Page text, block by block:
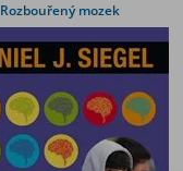
Rozbouřený mozek